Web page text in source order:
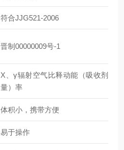
符合JJG521-2006
晋制00000009号-1
X、γ辐射空气比释动能（吸收剂
量）率
体积小，携带方便
易于操作